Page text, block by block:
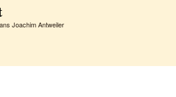
Joachim Antweiler